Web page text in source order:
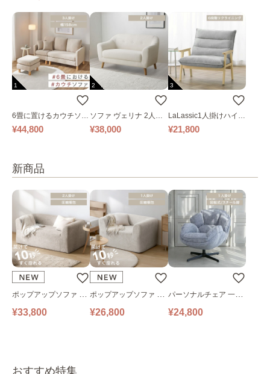
1
6畳に置けるカウチソフ
ァ｜ベージュ
¥44,800
2
ソファ ヴェリナ 2人掛
け
¥38,000
3
LaLassic1人掛けハイバ
ックソファ ワイド
¥21,800
新商品
ポップアップソファ ソ
ファ フロアソファ 幅14
¥33,800
ポップアップソファ ソ
ファ フロアソファ 幅10
¥26,800
パーソナルチェア 一人
掛けソファ O’HANA ソ
¥24,800
おすすめ特集